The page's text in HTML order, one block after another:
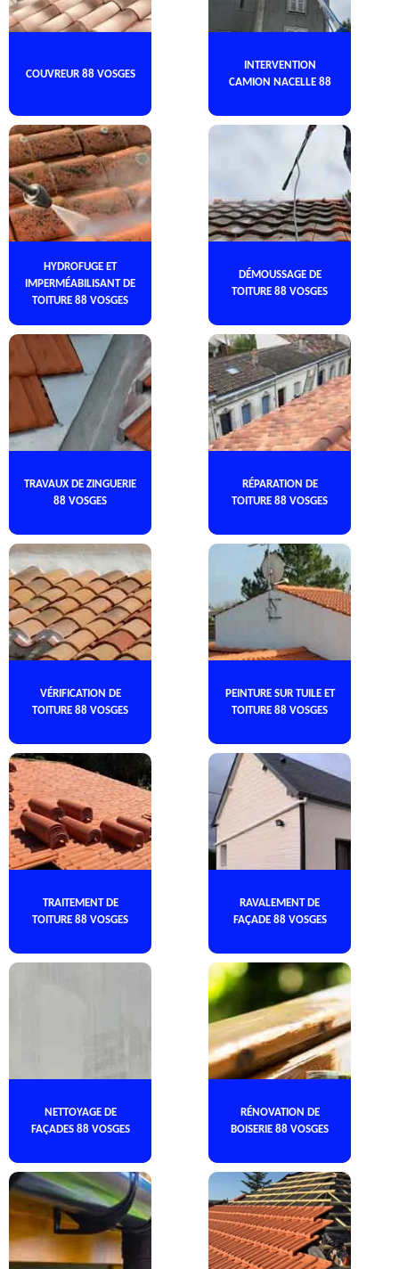
COUVREUR 88 VOSGES
INTERVENTION
CAMION NACELLE 88
HYDROFUGE ET
IMPERMÉABILISANT DE
TOITURE 88 VOSGES
DÉMOUSSAGE DE
TOITURE 88 VOSGES
TRAVAUX DE ZINGUERIE
88 VOSGES
RÉPARATION DE
TOITURE 88 VOSGES
VÉRIFICATION DE
TOITURE 88 VOSGES
PEINTURE SUR TUILE ET
TOITURE 88 VOSGES
TRAITEMENT DE
TOITURE 88 VOSGES
RAVALEMENT DE
FAÇADE 88 VOSGES
NETTOYAGE DE
FAÇADES 88 VOSGES
RÉNOVATION DE
BOISERIE 88 VOSGES